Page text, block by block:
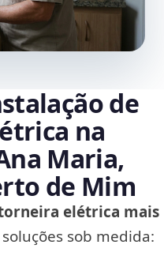
de
na
Maria,
de Mim
elétrica mais
sob medida: